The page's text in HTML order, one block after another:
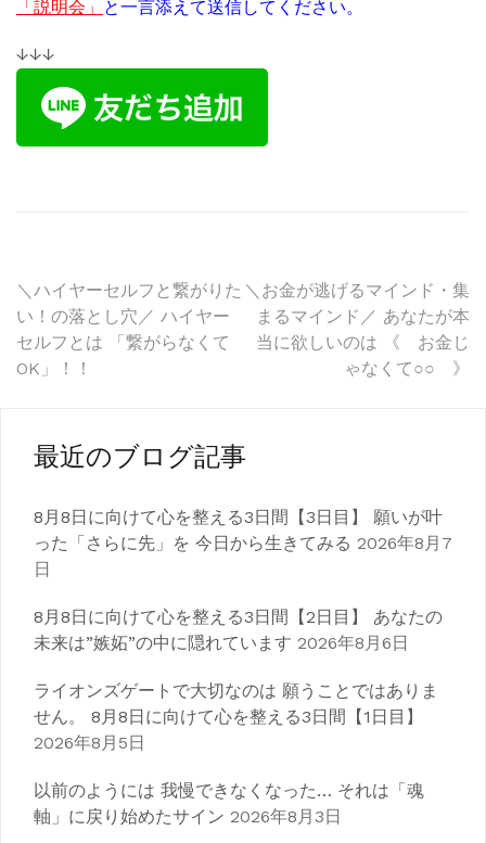
「説明会」 と一言添えて送信してください。
↓↓↓
投
稿
ナ
ゲ
ー
シ
ョ
ン
＼ハイヤーセルフと繋がりた
い！の落とし穴／ ハイヤー
セルフとは 「繋がらなくて
OK」！！
＼お金が逃げるマインド・集
まるマインド／ あなたが本
当に欲しいのは 《 お金じ
ゃなくて○○ 》
最近のブログ記事
8月8日に向けて心を整える3日間【3日目】 願いが叶
った「さらに先」を 今日から生きてみる 2026年8月7
日
8月8日に向けて心を整える3日間【2日目】 あなたの
未来は”嫉妬”の中に隠れています 2026年8月6日
ライオンズゲートで大切なのは 願うことではありま
せん。 8月8日に向けて心を整える3日間【1日目】
2026年8月5日
以前のようには 我慢できなくなった… それは「魂
軸」に戻り始めたサイン 2026年8月3日